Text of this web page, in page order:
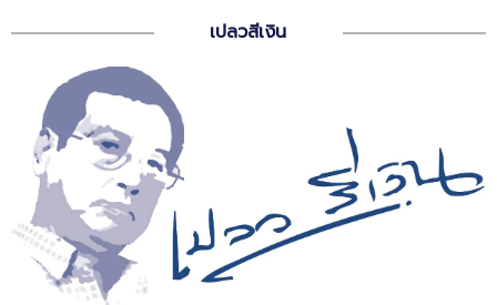
เปลวสีเงิน